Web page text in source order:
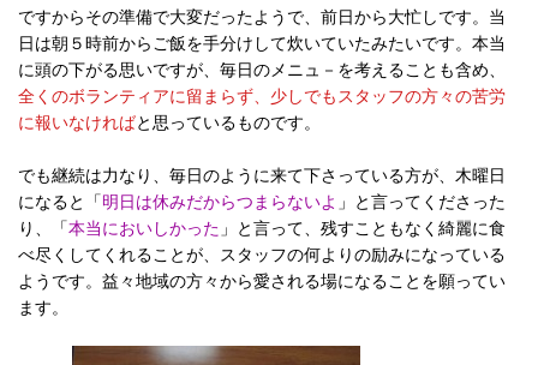
ですからその準備で大変だったようで、前日から大忙しです。当
日は朝５時前からご飯を手分けして炊いていたみたいです。本当
に頭の下がる思いですが、毎日のメニュ－を考えることも含め、
全くのボランティアに留まらず、少しでもスタッフの方々の苦労
に報いなければと思っているものです。
でも継続は力なり、毎日のように来て下さっている方が、木曜日
になると「 明日は休みだからつまらないよ 」と言ってくださった
り、「 本当においしかった 」と言って、残すこともなく綺麗に食
べ尽くしてくれることが、スタッフの何よりの励みになっている
ようです。益々地域の方々から愛される場になることを願ってい
ます。